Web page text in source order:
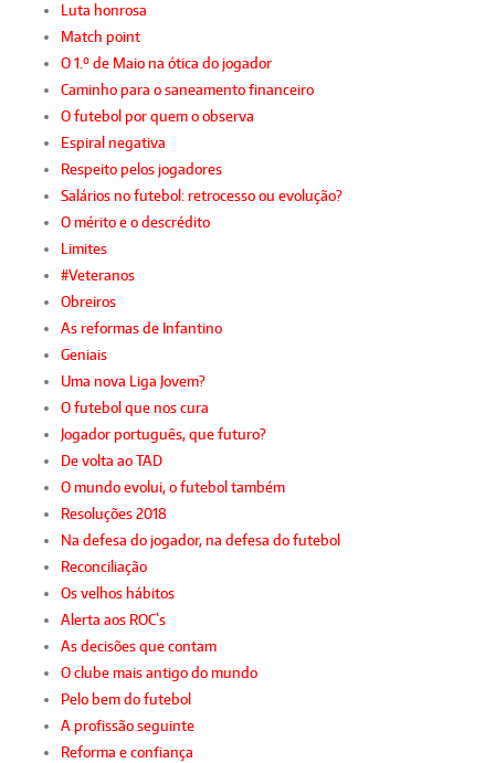
Luta honrosa
Match point
O 1.º de Maio na ótica do jogador
Caminho para o saneamento financeiro
O futebol por quem o observa
Espiral negativa
Respeito pelos jogadores
Salários no futebol: retrocesso ou evolução?
O mérito e o descrédito
Limites
#Veteranos
Obreiros
As reformas de Infantino
Geniais
Uma nova Liga Jovem?
O futebol que nos cura
Jogador português, que futuro?
De volta ao TAD
O mundo evolui, o futebol também
Resoluções 2018
Na defesa do jogador, na defesa do futebol
Reconciliação
Os velhos hábitos
Alerta aos ROC`s
As decisões que contam
O clube mais antigo do mundo
Pelo bem do futebol
A profissão seguinte
Reforma e confiança